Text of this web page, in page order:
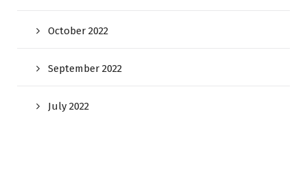
October 2022
September 2022
July 2022